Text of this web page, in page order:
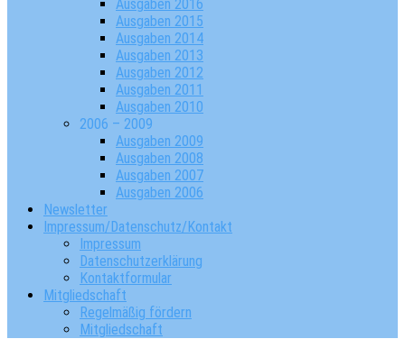
Ausgaben 2016
Ausgaben 2015
Ausgaben 2014
Ausgaben 2013
Ausgaben 2012
Ausgaben 2011
Ausgaben 2010
2006 – 2009
Ausgaben 2009
Ausgaben 2008
Ausgaben 2007
Ausgaben 2006
Newsletter
Impressum/Datenschutz/Kontakt
Impressum
Datenschutzerklärung
Kontaktformular
Mitgliedschaft
Regelmäßig fördern
Mitgliedschaft